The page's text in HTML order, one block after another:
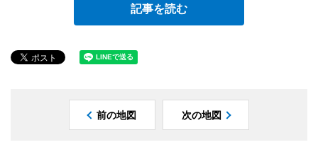
記事を読む
前の地図 次の地図